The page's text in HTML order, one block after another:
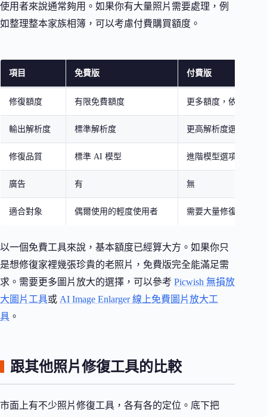
使用者來說通常夠用。如果你有大量照片需要處理，例
如整理整本家族相簿，可以考慮付費購買額度。
項目 免費版 付費版
修復額度 有限免費額度 更多額度，依方案而
輸出解析度 標準解析度 更高解析度選項
修復品質 標準 AI 模型 進階模型選項
廣告 有 無
適合對象 偶爾使用的輕度使用者 需要大量修復的進階
以一個免費工具來說，基本額度已經算大方。如果你只
是想修復家裡幾張珍貴的老照片，免費版完全能滿足需
求。需要更多圖片放大的選擇，可以參考 Picwish 無損放
大圖片工具或 AI Image Enlarger 線上免費圖片放大工
具 。
跟其他照片修復工具的比較
市面上有不少照片修復工具，各有各的定位。底下把